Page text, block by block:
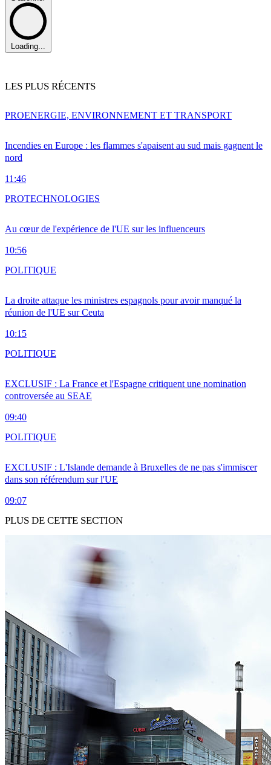
Loading...
LES PLUS RÉCENTS
Incendies en Europe : les flammes s'apaisent au sud mais gagnent le
nord
11:46
PROENERGIE, ENVIRONNEMENT ET TRANSPORT
Au cœur de l'expérience de l'UE sur les influenceurs
10:56
PROTECHNOLOGIES
La droite attaque les ministres espagnols pour avoir manqué la
réunion de l'UE sur Ceuta
10:15
POLITIQUE
EXCLUSIF : La France et l'Espagne critiquent une nomination
controversée au SEAE
09:40
POLITIQUE
EXCLUSIF : L'Islande demande à Bruxelles de ne pas s'immiscer
dans son référendum sur l'UE
09:07
POLITIQUE
PLUS DE CETTE SECTION